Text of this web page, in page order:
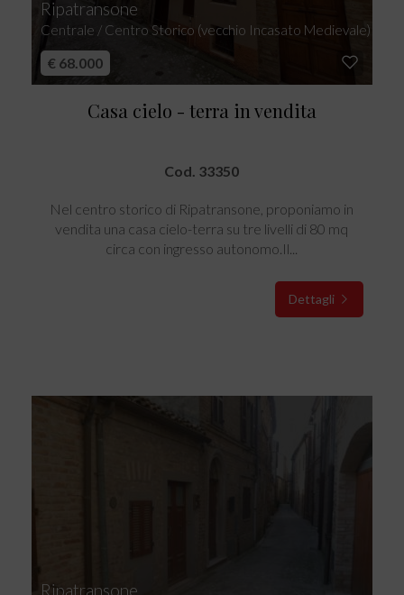
Ripatransone
Centrale / Centro Storico (vecchio Incasato Medievale)
€ 68.000
Casa cielo - terra in vendita
Cod. 33350
Nel centro storico di Ripatransone, proponiamo in
vendita una casa cielo-terra su tre livelli di 80 mq
circa con ingresso autonomo.Il...
Dettagli
Ripatransone